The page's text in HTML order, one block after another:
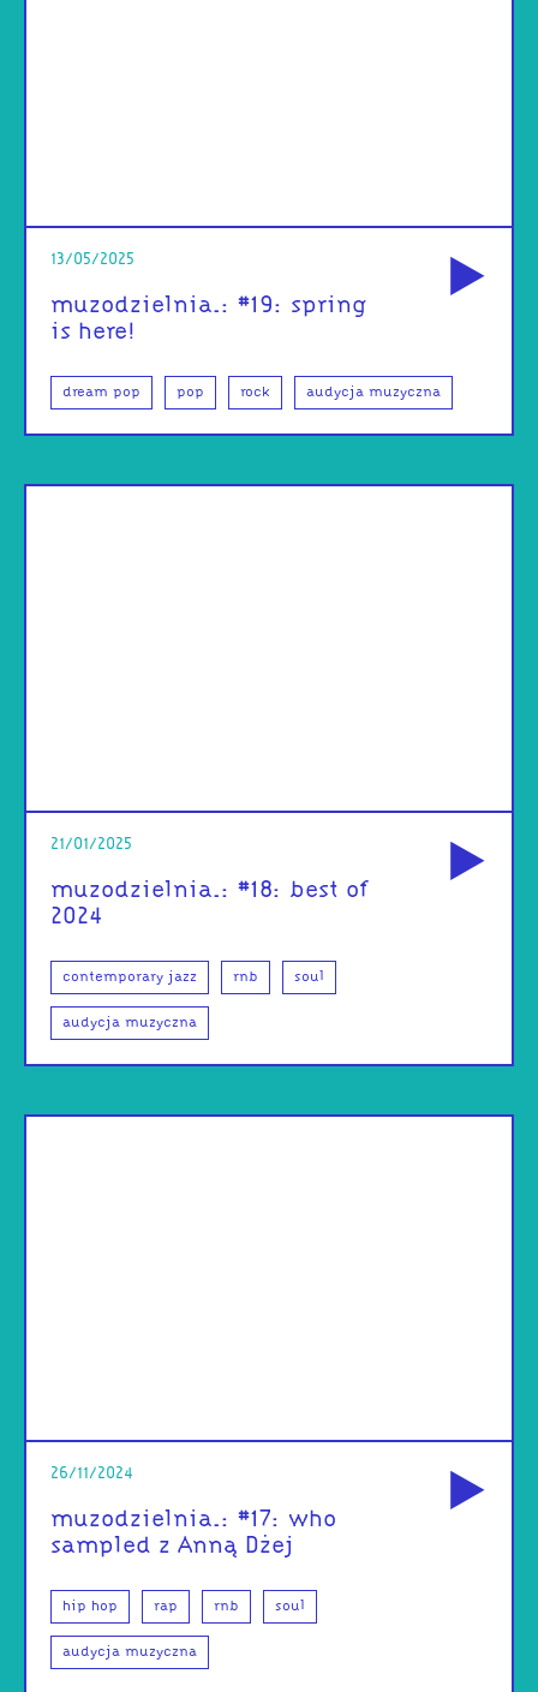
13/05/2025
muzodzielnia.: #19: spring
is here!
dream pop pop rock audycja muzyczna
21/01/2025
muzodzielnia.: #18: best of
2024
contemporary jazz rnb soul
audycja muzyczna
26/11/2024
muzodzielnia.: #17: who
sampled z Anną Dżej
hip hop rap rnb soul
audycja muzyczna